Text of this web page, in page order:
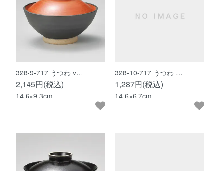
328-9-717 うつわ v…
2,145円(税込)
14.6×9.3cm
328-10-717 うつわ …
1,287円(税込)
14.6×6.7cm